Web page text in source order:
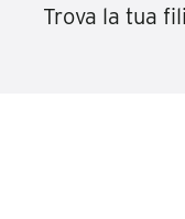
Trova la tua